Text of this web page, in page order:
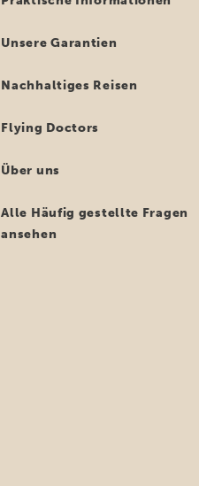
Unsere Garantien
Nachhaltiges Reisen
Flying Doctors
Über uns
Alle Häufig gestellte Fragen
ansehen